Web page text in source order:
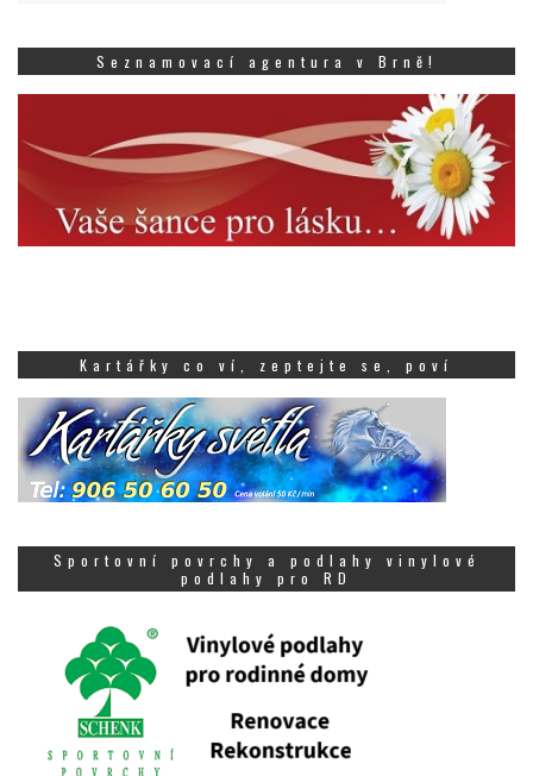
Seznamovací agentura v Brně!
Kartářky co ví, zeptejte se, poví
Sportovní povrchy a podlahy vinylové
podlahy pro RD